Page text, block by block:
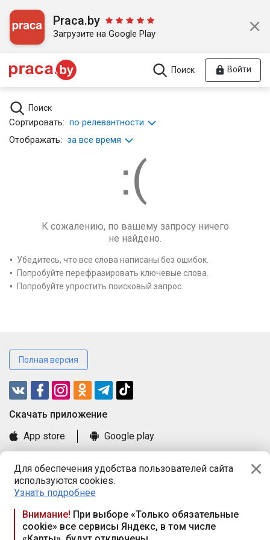
Для обеспечения удобства пользователей сайта
используются cookies.
Узнать подробнее
Внимание! При выборе «Только обязательные
cookie» все сервисы Яндекс, в том числе
Praca.by
Загрузите на Google Play
Поиск Войти
Поиск
Сортировать: по релевантности
Отображать: за все время
К сожалению, по вашему запросу ничего
не найдено.
Убедитесь, что все слова написаны без ошибок.
Попробуйте перефразировать ключевые слова.
Попробуйте упростить поисковый запрос.
Полная версия
Cкачать приложение
App store
Google play
Книга замечаний и предложений
Правила и документы
Praca.by © 2000—2026, ООО «ПРАЦА БАЙ»
Республика Беларусь, 220114, г. Минск, пр-т Независимости
117а, пом. № 9.